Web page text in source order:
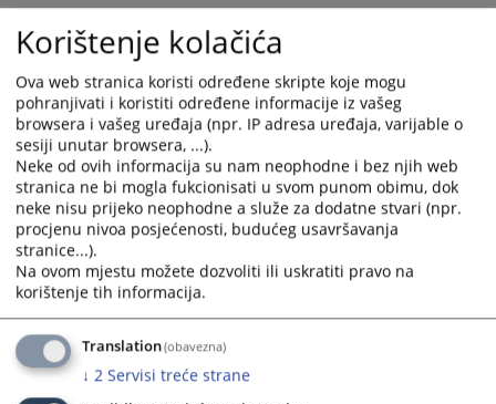
select
a
date.
Press
the
question
mark
key
to
get
the
keyboard
shortcuts
for
changing
dates.
select
a
date.
Press
the
question
mark
key
to
get
keyboard
shortcuts
changing
dates.
Korištenje kolačića
Ova web stranica koristi određene skripte koje mogu
pohranjivati i koristiti određene informacije iz vašeg
browsera i vašeg uređaja (npr. IP adresa uređaja, varijable o
sesiji unutar browsera, ...).
Neke od ovih informacija su nam neophodne i bez njih web
stranica ne bi mogla fukcionisati u svom punom obimu, dok
neke nisu prijeko neophodne a služe za dodatne stvari (npr.
procjenu nivoa posjećenosti, budućeg usavršavanja
stranice...).
Na ovom mjestu možete dozvoliti ili uskratiti pravo na
korištenje tih informacija.
Translation(obavezna)
↓ 2 Servisi treće strane